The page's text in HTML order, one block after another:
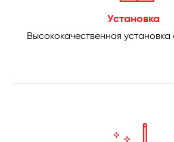
Установка
Высококачественная